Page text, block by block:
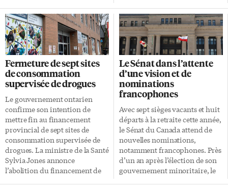
personnes inspire,
«discrètement ou
publiquement, par choix ou en
fonction de circonstances
inattendues, par un métier, un
combat ou un geste posé». On y
trouve autant des piliers qui
tracent la voie pour autrui que
des gens engagés qui forgent
notre identité. Ces Franco-
Ontariens et Franco-
Ontariennes de naissance ou
d’adoption sont âgés entre 18 et
91 ans. Plusieurs activités […]
brillamment rappelé lors de son
discours à Davos: il y a une
rupture dans l’ordre mondial
tel que nous le connaissons. Le
multilatéralisme est sous haute
tension», a-t-elle déclaré. Crise
en Haïti La francophonie à un
rôle à jouer, «modeste certes,
mais efficace et de plus en plus
contenu». Louise Mushikiwabo
a évoqué les mécanismes
politiques déjà mis en place par
l’OIF, notamment après […]
Fermeture de sept sites
de consommation
supervisée de drogues
Le gouvernement ontarien
confirme son intention de
mettre fin au financement
provincial de sept sites de
consommation supervisée de
drogues. La ministre de la Santé
Sylvia Jones annonce
l’abolition du financement de
Le Sénat dans l’attente
d’une vision et de
nominations
francophones
Avec sept sièges vacants et huit
départs à la retraite cette année,
le Sénat du Canada attend de
nouvelles nominations,
notamment francophones. Près
d’un an après l’élection de son
gouvernement minoritaire, le